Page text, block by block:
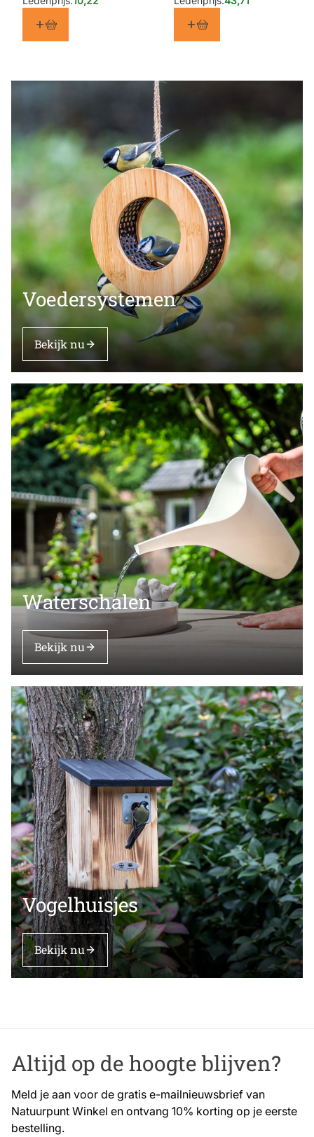
Voedersystemen
Bekijk nu
Waterschalen
Bekijk nu
Vogelhuisjes
Bekijk nu
Altijd op de hoogte blijven?
Meld je aan voor de gratis e-mailnieuwsbrief van
Natuurpunt Winkel en ontvang 10% korting op je eerste
bestelling.